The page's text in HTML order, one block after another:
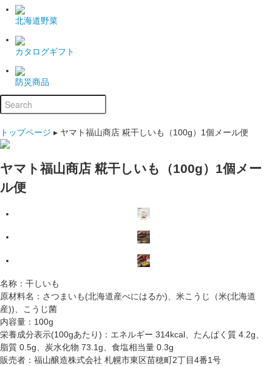
北海道野菜
カタログギフト
防災商品
トップページ ▸ ヤマト福山商店 糀干しいも（100g）1個メール便
ヤマト福山商店 糀干しいも（100g）1個メー
ル便
名称：干しいも
原材料名：さつまいも(北海道産べにはるか)、米こうじ（米(北海道
産))、こうじ菌
内容量：100g
栄養成分表示(100gあたり)：エネルギー 314kcal、たんぱく質 4.2g、
脂質 0.5g、炭水化物 73.1g、食塩相当量 0.3g
販売者：福山醸造株式会社 札幌市東区苗穂町2丁目4番1号